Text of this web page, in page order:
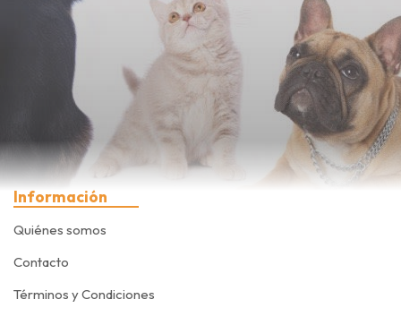
Información
Quiénes somos
Contacto
Términos y Condiciones